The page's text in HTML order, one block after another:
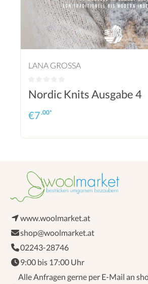
LANA GROSSA
Nordic Knits Ausgabe 4
€7.00*
www.woolmarket.at
shop@woolmarket.at
02243-28746
9:00 bis 17:00 Uhr
Alle Anfragen gerne per E-Mail an